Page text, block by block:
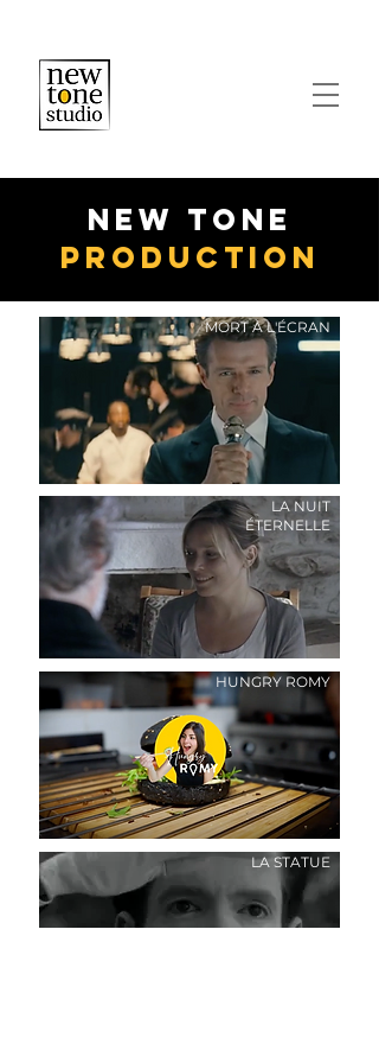
NEW TONE
PRODUCTION
MORT À L'ÉCRAN
LA NUIT
ÉTERNELLE
HUNGRY ROMY
LA STATUE